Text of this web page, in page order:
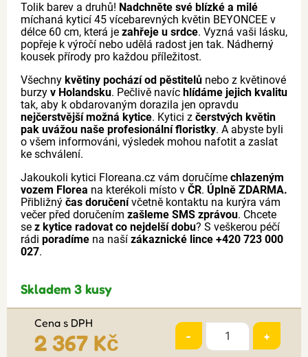
Tolik barev a druhů! Nadchněte své blízké a milé
míchaná kyticí 45 vícebarevných květin BEYONCEE v
délce 60 cm, která je zahřeje u srdce. Vyzná vaši lásku,
popřeje k výročí nebo udělá radost jen tak. Nádherný
kousek přírody pro každou příležitost.
Všechny květiny pochází od pěstitelů nebo z květinové
burzy v Holandsku. Pečlivě navíc hlídáme jejich kvalitu
tak, aby k obdarovaným dorazila jen opravdu
nejčerstvější možná kytice. Kytici z čerstvých květin
pak uvážou naše profesionální floristky. A abyste byli
o všem informováni, výsledek mohou nafotit a zaslat
ke schválení.
Jakoukoli kytici Floreana.cz vám doručíme chlazeným
vozem Florea na kterékoli místo v ČR. Úplně ZDARMA.
Přibližný čas doručenívčetně kontaktu na kurýra vám
večer před doručením zašleme SMS zprávou. Chcete
se z kytice radovat co nejdelší dobu? S veškerou péčí
rádi poradíme na naší zákaznické lince +420 723 000
027.
Skladem 3 kusy
Cena s DPH
2 367 Kč - +